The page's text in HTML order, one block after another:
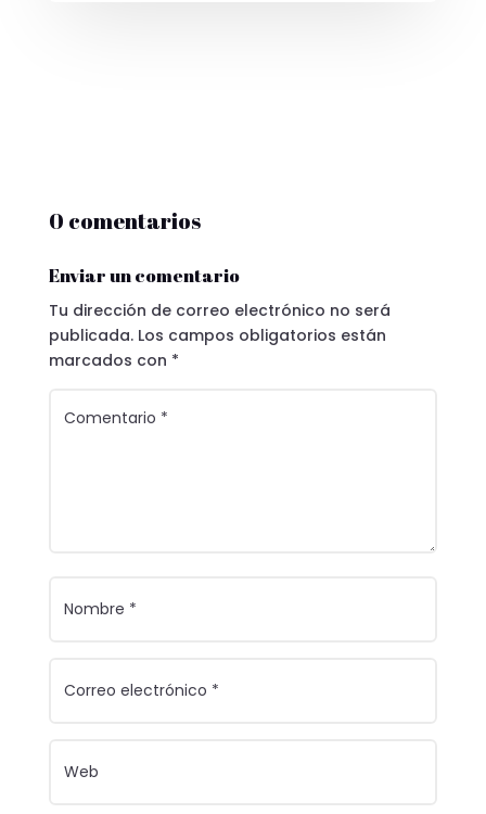
0 comentarios
Enviar un comentario
Tu dirección de correo electrónico no será
publicada. Los campos obligatorios están
marcados con *